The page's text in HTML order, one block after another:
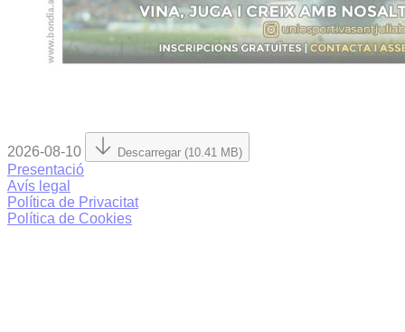
2026-08-10 Descarregar (10.41 MB)
Presentació
Avís legal
Política de Privacitat
Política de Cookies